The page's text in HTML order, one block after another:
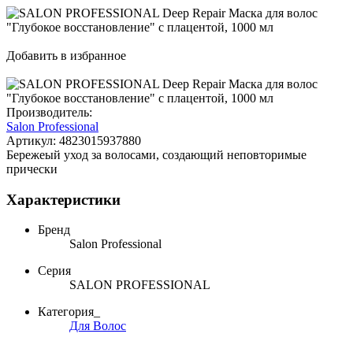
Добавить в избранное
Производитель:
Salon Professional
Артикул: 4823015937880
Бережеый уход за волосами, создающий неповторимые
прически
Характеристики
Бренд
Salon Professional
Серия
SALON PROFESSIONAL
Категория_
Для Волос